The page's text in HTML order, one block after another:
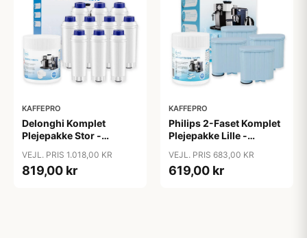
KAFFEPRO
Delonghi Komplet
Plejepakke Stor -
Rengøringstabs - Stor
VEJL. PRIS 1.018,00 KR
819,00 kr
KAFFEPRO
Philips 2-Faset Komplet
Plejepakke Lille -
Afkalkningstabs - Lille
VEJL. PRIS 683,00 KR
619,00 kr